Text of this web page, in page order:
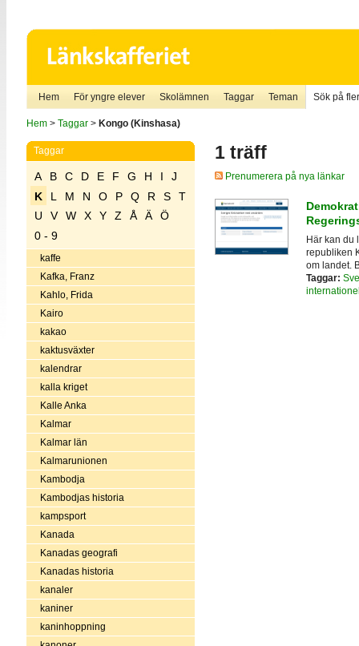
Hem För yngre elever Skolämnen Taggar Teman Sök på
Hem> Taggar> Kongo (Kinshasa)
Taggar
A B C D E F G H I
J
K
L M N O P Q R S
T
U
V W X Y Z Å Ä
Ö
0 - 9
kaffe
Kafka, Franz
Kahlo, Frida
Kairo
kakao
kaktusväxter
kalendrar
kalla kriget
Kalle Anka
Kalmar
Kalmar län
Kalmarunionen
Kambodja
Kambodjas historia
kampsport
Kanada
Kanadas geografi
Kanadas historia
kanaler
kaniner
kaninhoppning
1 träff
Prenumerera på nya länkar
Här kan du
republiken
om landet.
Taggar: